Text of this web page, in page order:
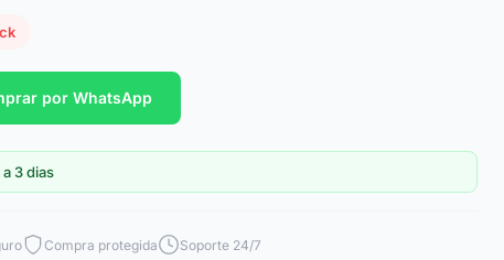
por WhatsApp
a 3 dias
Compra protegida Soporte 24/7